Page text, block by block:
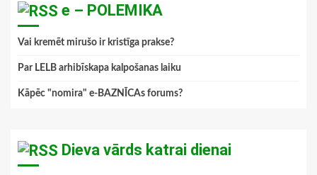
e – POLEMIKA
Vai kremēt mirušo ir kristīga prakse?
Par LELB arhibīskapa kalpošanas laiku
Kāpēc "nomira" e-BAZNĪCAs forums?
Dieva vārds katrai dienai